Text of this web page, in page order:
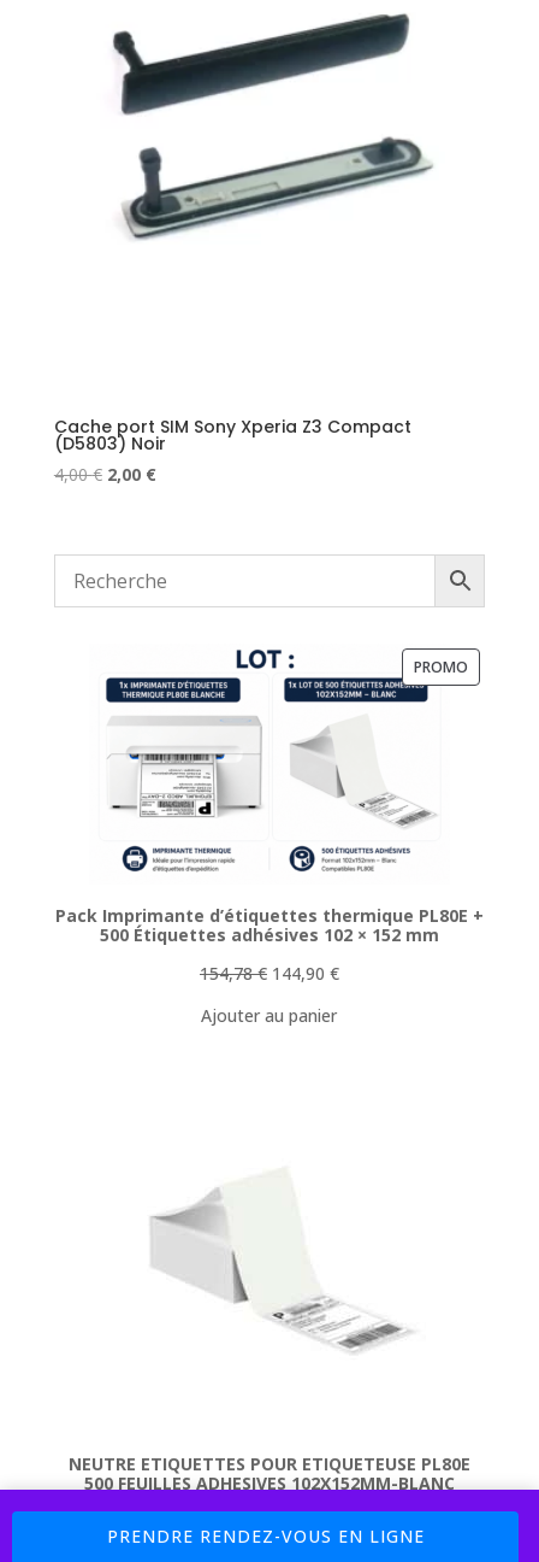
Boutique : 5% sur les Pièces Détachées Code Promo : MAC77 (
Payement 4 X Sans Frais avec PayPal et Cofidis )
Cache port SIM Sony Xperia Z3 Compact
(D5803) Noir
4,00€ Le
était :
4,00 €.
2,00 €Le
est :
2,00 €.
PROMO
Pack Imprimante d’étiquettes thermique PL80E +
500 Étiquettes adhésives 102 × 152 mm
154,78€ Le
initial
144,90 €Le
Ajouter au panier
NEUTRE ETIQUETTES POUR ETIQUETEUSE PL80E
500 FEUILLES ADHESIVES 102X152MM-BLANC
PRENDRE RENDEZ-VOUS EN LIGNE